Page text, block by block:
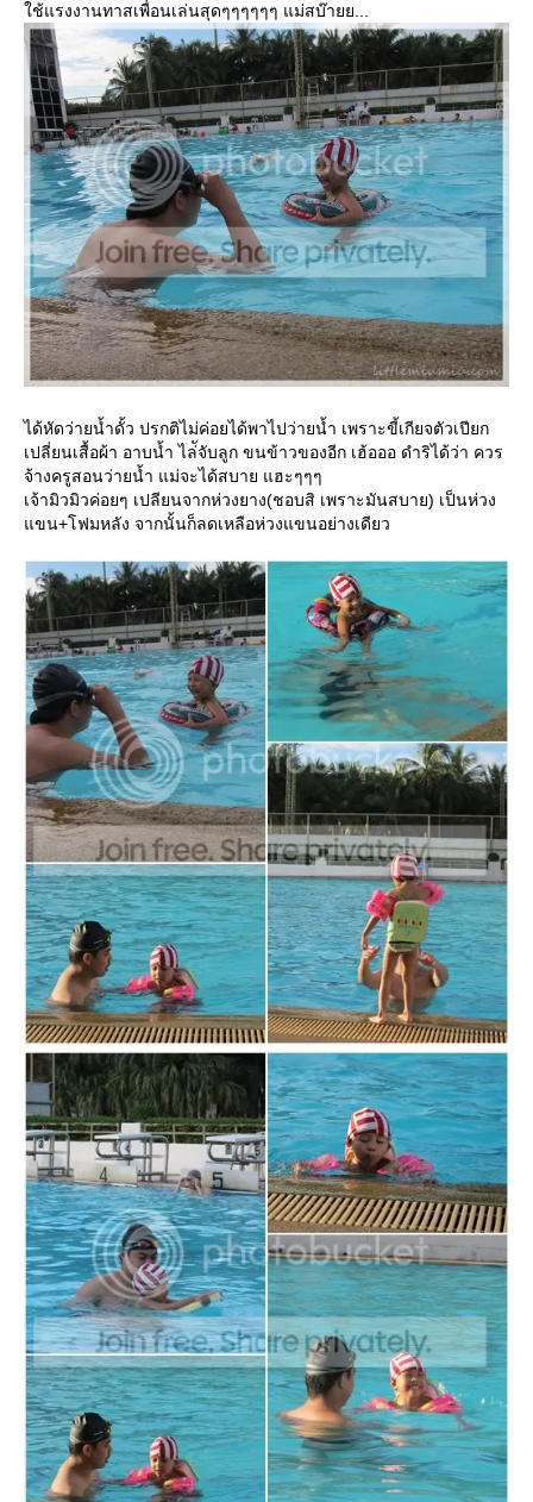
ช้แรงงานทาสเพื่อนเล่นสุดๆๆๆๆๆๆ แม่สบ๊ายย...
ได้หัดว่ายน้ำดั้ว ปรกติไม่ค่อยได้พาไปว่ายน้ำ เพราะขี้เกียจตัวเปียก
เปลี่ยนเสื้อผ้า อาบน้ำ ไล่ัจับลูก ขนข้าวของอีก เฮ้อออ ดำริได้ว่า ควร
จ้างครูสอนว่ายน้ำ แม่จะได้สบาย แฮะๆๆๆ
เจ้ามิวมิวค่อยๆ เปลียนจากห่วงยาง(ชอบสิ เพราะมันสบาย) เป็นห่วง
ขน+โฟมหลัง จากนั้นก็ลดเหลือห่วงแขนอย่างเดียว